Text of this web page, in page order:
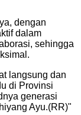
dengan
dalam
sehingga
langsung dan
di Provinsi
generasi
Ayu.(RR)"